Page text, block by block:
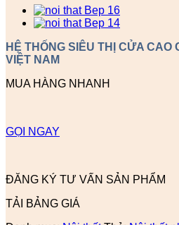
HỆ THỐNG SIÊU THỊ CỬA CAO
VIỆT NAM
MUA HÀNG NHANH
GỌI NGAY
ĐĂNG KÝ TƯ VẤN SẢN PHẨM
TẢI BẢNG GIÁ